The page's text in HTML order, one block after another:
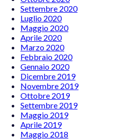
Settembre 2020
Luglio 2020
Maggio 2020
Aprile 2020
Marzo 2020
Febbraio 2020
Gennaio 2020
Dicembre 2019
Novembre 2019
Ottobre 2019
Settembre 2019
Maggio 2019
Aprile 2019
Maggio 2018